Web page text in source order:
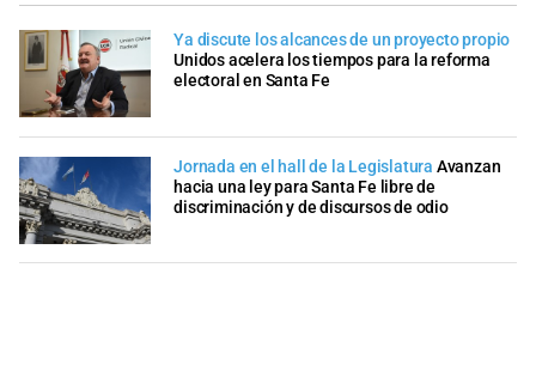
Ya discute los alcances de un proyecto propio
Unidos acelera los tiempos para la reforma
electoral en Santa Fe
Jornada en el hall de la Legislatura Avanzan
hacia una ley para Santa Fe libre de
discriminación y de discursos de odio